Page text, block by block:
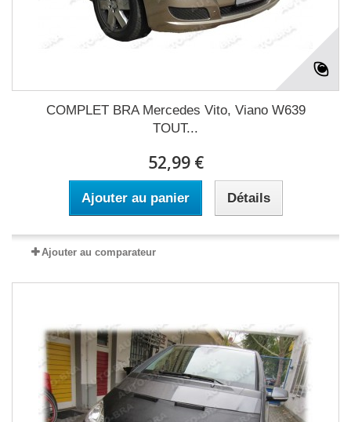
COMPLET BRA Mercedes Vito, Viano W639
TOUT...
52,99 €
Ajouter au panier Détails
Ajouter au comparateur